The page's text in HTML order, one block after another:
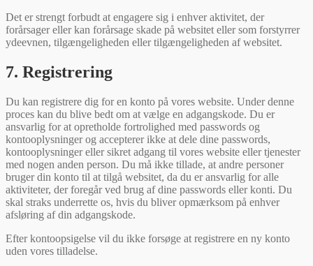
Det er strengt forbudt at engagere sig i enhver aktivitet, der
forårsager eller kan forårsage skade på websitet eller som forstyrrer
ydeevnen, tilgængeligheden eller tilgængeligheden af websitet.
7. Registrering
Du kan registrere dig for en konto på vores website. Under denne
proces kan du blive bedt om at vælge en adgangskode. Du er
ansvarlig for at opretholde fortrolighed med passwords og
kontooplysninger og accepterer ikke at dele dine passwords,
kontooplysninger eller sikret adgang til vores website eller tjenester
med nogen anden person. Du må ikke tillade, at andre personer
bruger din konto til at tilgå websitet, da du er ansvarlig for alle
aktiviteter, der foregår ved brug af dine passwords eller konti. Du
skal straks underrette os, hvis du bliver opmærksom på enhver
afsløring af din adgangskode.
Efter kontoopsigelse vil du ikke forsøge at registrere en ny konto
uden vores tilladelse.